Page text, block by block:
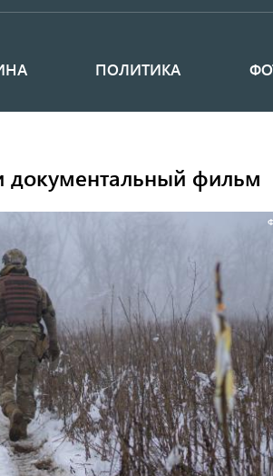
ПОЛИТИКА
документальный фильм